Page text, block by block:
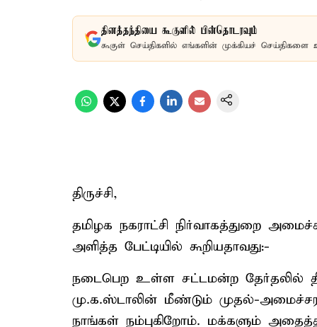
தினத்தந்தியை கூகுளில் பின்தொடரவும்
கூகுள் செய்திகளில் எங்களின் முக்கியச் செய்திகளை
திருச்சி,
தமிழக நகராட்சி நிர்வாகத்துறை
அளித்த பேட்டியில் கூறியதாவது:-
நடைபெற உள்ள சட்டமன்ற தேர்தலில்
மு.க.ஸ்டாலின் மீண்டும் முதல்-
நாங்கள் நம்புகிறோம். மக்களும்